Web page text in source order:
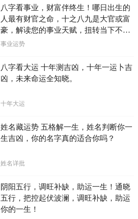
八字看事业，财富伴终生！哪日出生的
人最有财官之命，十之八九是大官或富
豪，解读您的事业天赋，扭转当下不利
困局！！
事业运势
八字看大运 十年测吉凶，十年一运卜吉
凶，未来命运全知晓。
十年大运
姓名藏运势 五格解一生，姓名判断你一
生吉凶，你的名字真的适合你吗？
姓名详批
阴阳五行，调旺补缺，助运一生！通晓
五行，把控起伏波澜，调旺补缺，助运
你的一生！